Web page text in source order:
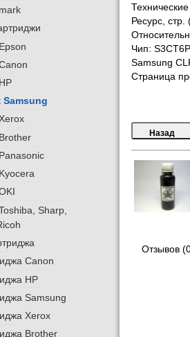
Ресурс, стр.
Чип:
Samsung
Страница
Отзывов
Samsung
Sharp,
Canon
HP
Samsung
Xerox
Brother